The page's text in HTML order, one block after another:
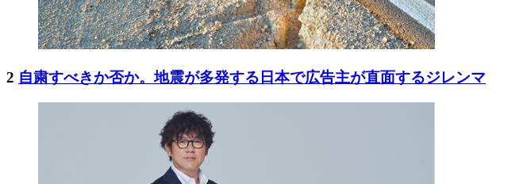
2 自粛すべきか否か。地震が多発する日本で広告主が直面するジレンマ